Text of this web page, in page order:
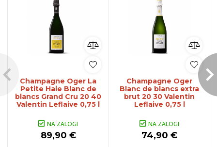
Champagne Oger La
Petite Haie Blanc de
blancs Grand Cru 20 40
Valentin Leflaive 0,75 l
NA ZALOGI
89,90 €
Champagne Oger
Blanc de blancs extra
brut 20 30 Valentin
Leflaive 0,75 l
NA ZALOGI
74,90 €